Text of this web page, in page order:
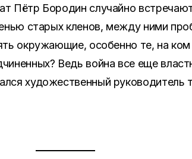
Пётр Бородин случайно
старых кленов, между ними
окружающие, особенно те, на
Ведь война все еще
художественный руководитель